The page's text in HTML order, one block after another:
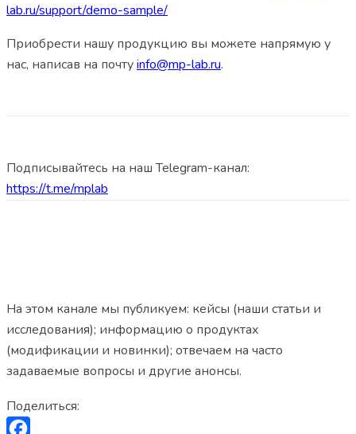
lab.ru/support/demo-sample/
Приобрести нашу продукцию вы можете напрямую у
нас, написав на почтуinfo@mp-lab.ru.
Подписывайтесь на наш Telegram-канал:
https://t.me/mplab
На этом канале мы публикуем: кейсы (наши статьи и
исследования); информацию о продуктах
(модификации и новинки); отвечаем на часто
задаваемые вопросы и другие анонсы.
Поделиться: